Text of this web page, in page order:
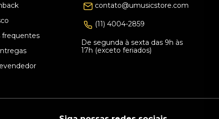
frequentes
contato@umusicstore.com
(11) 4004-2859
De segunda à sexta das 9h às
17h (exceto feriados)